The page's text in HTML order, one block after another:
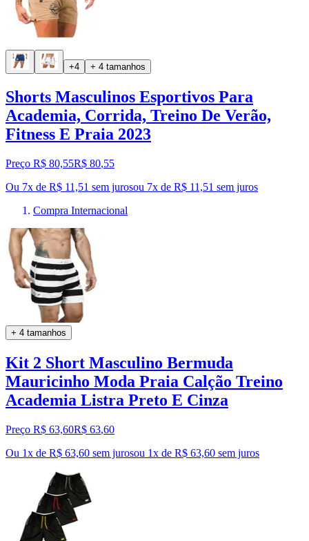
+4 + 4 tamanhos
Shorts Masculinos Esportivos Para
Academia, Corrida, Treino De Verão,
Fitness E Praia 2023
Preço R$ 80,55R$ 80,55
Ou 7x de R$ 11,51 sem jurosou 7x de R$ 11,51 sem juros
Compra Internacional
+ 4 tamanhos
Kit 2 Short Masculino Bermuda
Mauricinho Moda Praia Calção Treino
Academia Listra Preto E Cinza
Preço R$ 63,60R$ 63,60
Ou 1x de R$ 63,60 sem jurosou 1x de R$ 63,60 sem juros